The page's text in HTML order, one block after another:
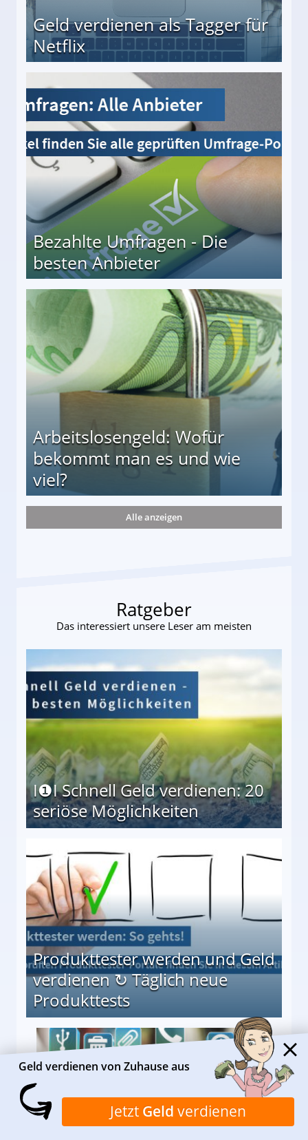
Geld verdienen als Tagger für
Netflix
Bezahlte Umfragen - Die
besten Anbieter
Arbeitslosengeld: Wofür
bekommt man es und wie
viel?
und wie viel?
Alle anzeigen
Ratgeber
Das interessiert unsere Leser am meisten
I❶I Schnell Geld verdienen: 20
seriöse Möglichkeiten
Produkttester werden und Geld
verdienen ↻ Täglich neue
Produkttests
↻ Täglich neue Produkttests
Geld verdienen von Zuhause aus
Jetzt Geld verdienen